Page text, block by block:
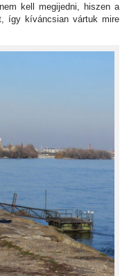
kell megijedni, hiszen a
így kíváncsian vártuk mire